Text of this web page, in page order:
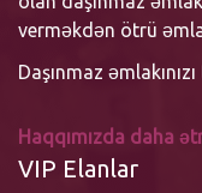
verməkdən ötrü
Daşınmaz
Haqqımızda daha
VIP Elanlar